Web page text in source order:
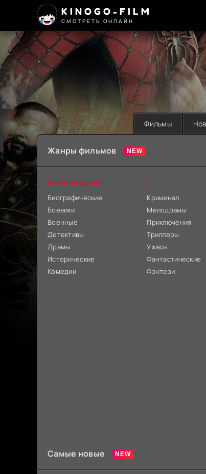
KINOGO-FILM
СМОТРЕТЬ ОНЛАЙН
Фильмы
Жанры фильмов
По категориям
Биографические
Боевики
Военные
Детективы
Драмы
Исторические
Комедии
+
Криминал
Мелодрамы
Приключения
Триллеры
Ужасы
Фантастические
Фэнтези
Самые новые